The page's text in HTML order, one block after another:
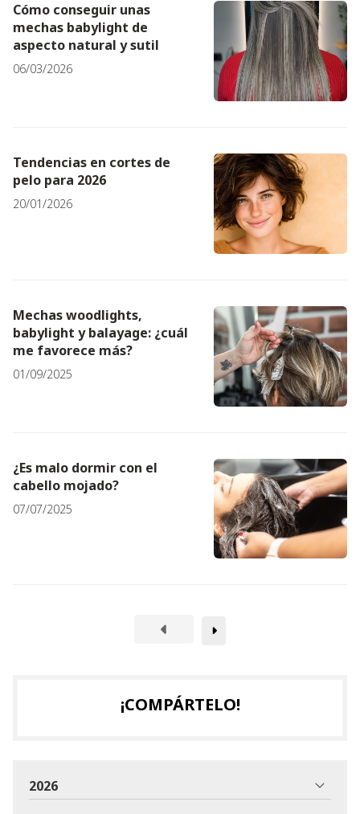
Cómo conseguir unas
mechas babylight de
aspecto natural y sutil
06/03/2026
Tendencias en cortes de
pelo para 2026
20/01/2026
Mechas woodlights,
babylight y balayage: ¿cuál
me favorece más?
01/09/2025
¿Es malo dormir con el
cabello mojado?
07/07/2025
¡COMPÁRTELO!
2026